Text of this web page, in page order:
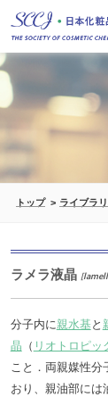
トップ ライブラ
ラメラ液晶
分子内に親水基と
晶 （ リオトロピッ
こと．両親媒性分
おり、親油部には